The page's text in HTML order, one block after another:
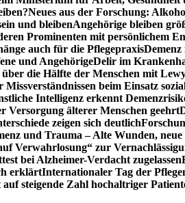
Neues aus der Forschung:
und bleibenAngehörige bleiben
Prominenten mit persönlichem
auch für die Pflegepraxis
und AngehörigeDelir im
die Hälfte der Menschen mit
beim Einsatz
Intelligenz erkennt
Versorgung älterer Menschen geehrt
zeigen sich deutlich
und Trauma – Alte Wunden,
Verwahrlosung“ zur
bei Alzheimer-Verdacht zugelassen
erklärtInternationaler Tag der
steigende Zahl hochaltriger